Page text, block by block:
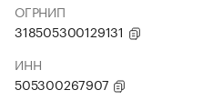
ОГРНИП
318505300129131
ИНН
505300267907